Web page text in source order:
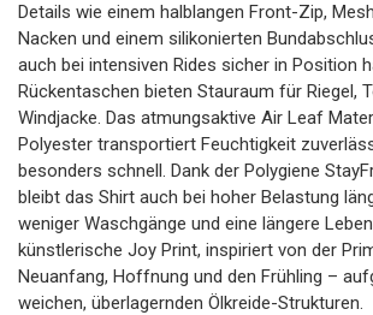
Details wie einem halblangen Front-Zip,
Nacken und einem silikonierten
auch bei intensiven Rides sicher in Position
Rückentaschen bieten Stauraum für Riegel,
Windjacke. Das atmungsaktive Air Leaf
Polyester transportiert Feuchtigkeit
besonders schnell. Dank der Polygiene
bleibt das Shirt auch bei hoher Belastung
weniger Waschgänge und eine längere
künstlerische Joy Print, inspiriert von der
Neuanfang, Hoffnung und den Frühling –
weichen, überlagernden Ölkreide-Strukturen.